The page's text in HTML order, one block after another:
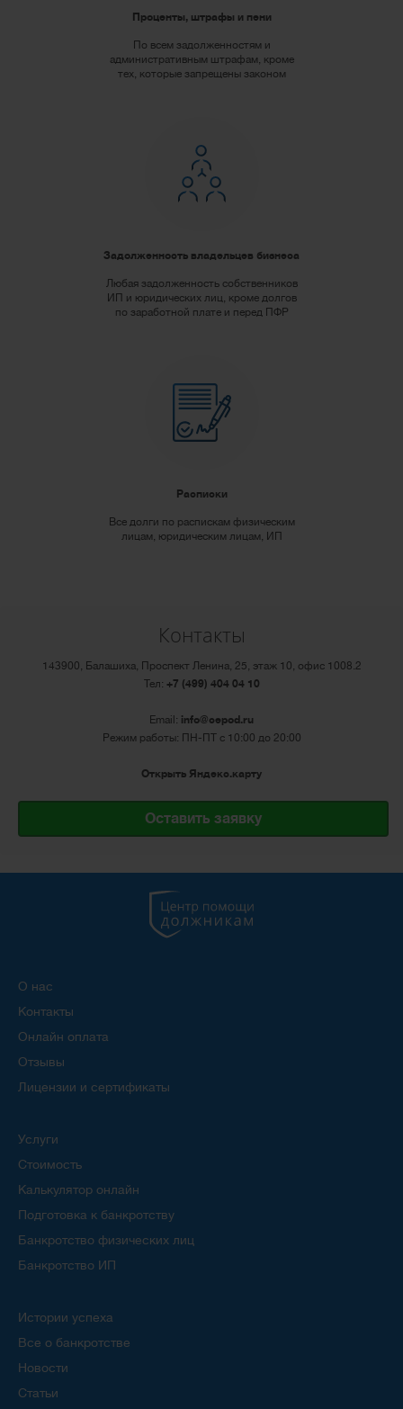
Проценты, штрафы и пени
По всем задолженностям и
административным штрафам, кроме
тех, которые запрещены законом
Задолженность владельцев бизнеса
Любая задолженность собственников
ИП и юридических лиц, кроме долгов
по заработной плате и перед ПФР
Расписки
Все долги по распискам физическим
лицам, юридическим лицам, ИП
Контакты
143900, Балашиха, Проспект Ленина, 25, этаж 10, офис 1008.2
Тел: +7 (499) 404 04 10
Email: info@cepod.ru
Режим работы: ПН-ПТ с 10:00 до 20:00
Открыть Яндекс.карту
Оставить заявку
О нас
Контакты
Онлайн оплата
Отзывы
Лицензии и сертификаты
Услуги
Стоимость
Калькулятор онлайн
Подготовка к банкротству
Банкротство физических лиц
Банкротство ИП
Истории успеха
Все о банкротстве
Новости
Статьи